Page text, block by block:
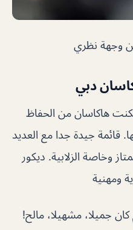
وجهة نظري
دبي
هاكاسان من الحفاظ
قائمة جيدة جدا مع العديد
وخاصة الزلابية. ديكور
ومهنية
جميلا، مشهيلا، مالح!